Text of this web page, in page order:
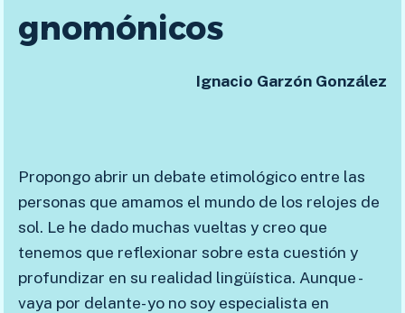
gnomónicos
Ignacio Garzón González
Propongo abrir un debate etimológico entre las
personas que amamos el mundo de los relojes de
sol. Le he dado muchas vueltas y creo que
tenemos que reflexionar sobre esta cuestión y
profundizar en su realidad lingüística. Aunque -
vaya por delante- yo no soy especialista en